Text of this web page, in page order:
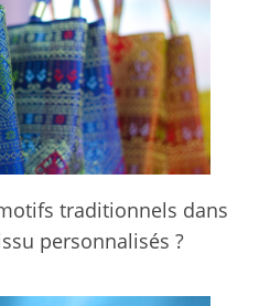
traditionnels dans
personnalisés ?